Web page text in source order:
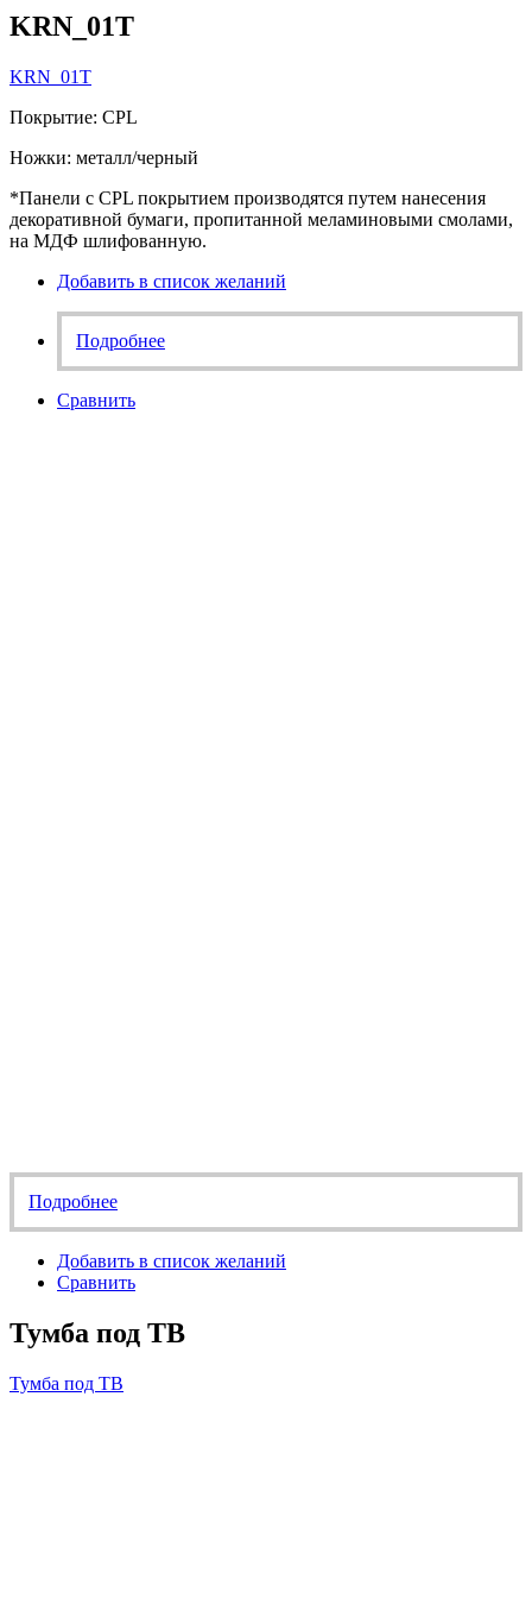
KRN_01T
KRN_01T
Покрытие: CPL
Ножки: металл/черный
*Панели с CPL покрытием производятся путем нанесения
декоративной бумаги, пропитанной меламиновыми смолами,
на МДФ шлифованную.
Добавить в список желаний
Подробнее
Сравнить
Подробнее
Добавить в список желаний
Сравнить
Тумба под ТВ
Тумба под ТВ